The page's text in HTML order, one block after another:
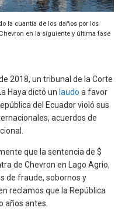
la cuantía de los daños por los
en la siguiente y última fase
2018, un tribunal de la Corte
Haya dictó unlaudo a favor
del Ecuador violó sus
acuerdos de
que la sentencia de $
de Chevron en Lago Agrio,
de fraude, sobornos y
reclamos que la República
años antes.